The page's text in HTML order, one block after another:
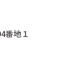
番地１